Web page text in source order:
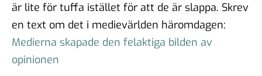
är lite för tuffa istället för att de är slappa. Skrev
en text om det i medievärlden häromdagen:
Medierna skapade den felaktiga bilden av
opinionen